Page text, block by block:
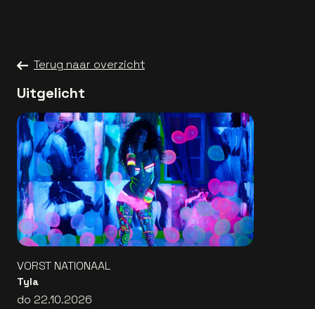
Terug naar overzicht
Uitgelicht
VORST NATIONAAL
Tyla
do 22.10.2026